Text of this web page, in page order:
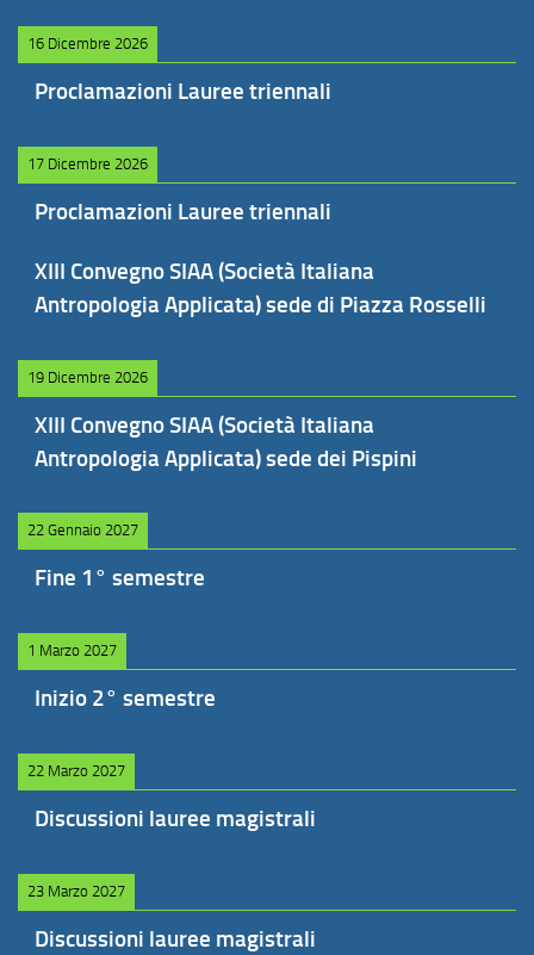
16 Dicembre 2026
Proclamazioni Lauree triennali
17 Dicembre 2026
Proclamazioni Lauree triennali
XIII Convegno SIAA (Società Italiana
Antropologia Applicata) sede di Piazza Rosselli
19 Dicembre 2026
XIII Convegno SIAA (Società Italiana
Antropologia Applicata) sede dei Pispini
22 Gennaio 2027
Fine 1° semestre
1 Marzo 2027
Inizio 2° semestre
22 Marzo 2027
Discussioni lauree magistrali
23 Marzo 2027
Discussioni lauree magistrali